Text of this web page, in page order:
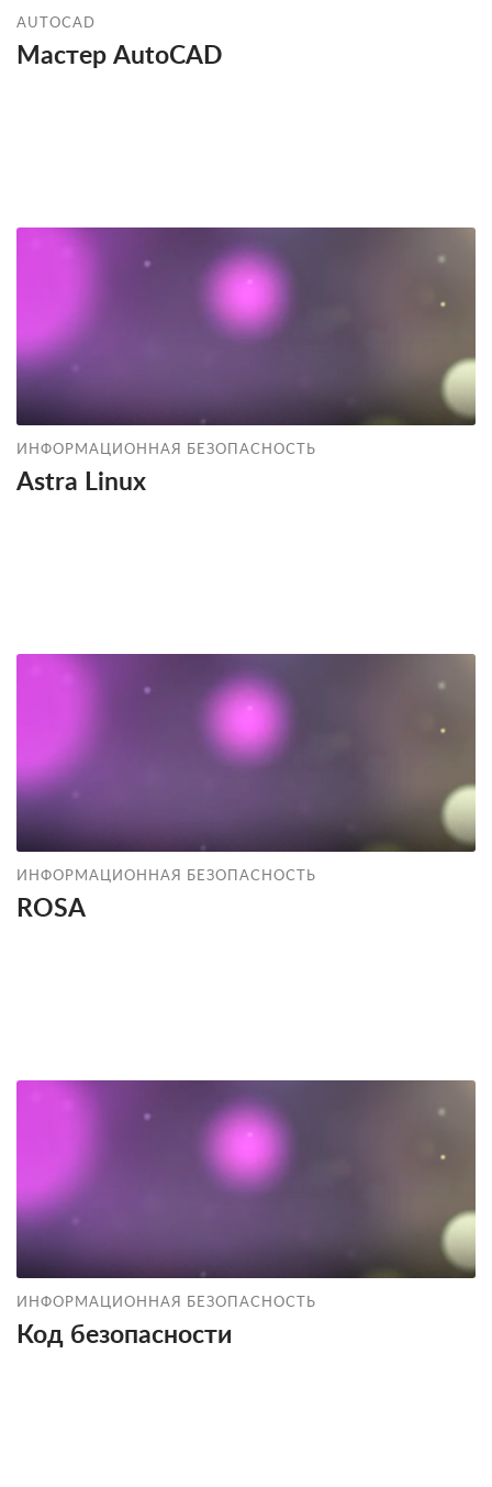
AUTOCAD
Мастер AutoCAD
ИНФОРМАЦИОННАЯ БЕЗОПАСНОСТЬ
Astra Linux
ИНФОРМАЦИОННАЯ БЕЗОПАСНОСТЬ
ROSA
ИНФОРМАЦИОННАЯ БЕЗОПАСНОСТЬ
Код безопасности